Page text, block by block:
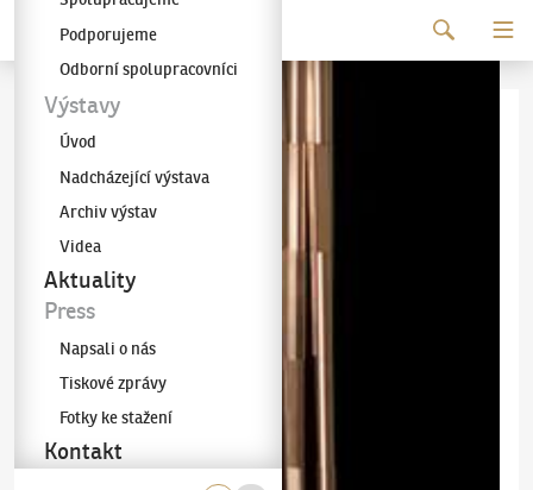
Galerie KODLPodporujeme
Odborní spolupracovníci
Výstavy
Úvod
Nadcházející výstava
Archiv výstav
Videa
Aktuality
Press
Napsali o nás
Tiskové zprávy
Fotky ke stažení
Kontakt